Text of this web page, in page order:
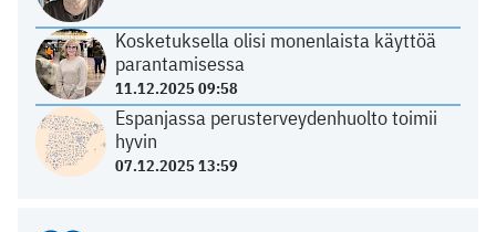
Kosketuksella olisi monenlaista käyttöä
parantamisessa
11.12.2025 09:58
Espanjassa perusterveydenhuolto toimii
hyvin
07.12.2025 13:59